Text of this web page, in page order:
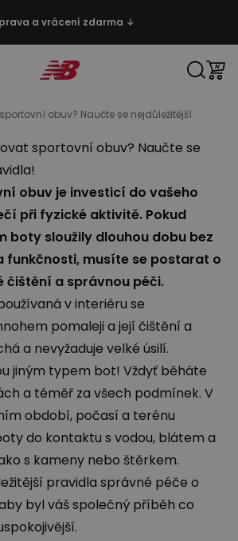
a vrácení zdarma ↓
obuv? Naučte se nejdůležitější
sportovní obuv? Naučte se
obuv je investicí do vašeho
při fyzické aktivitě. Pokud
boty sloužily dlouhou dobu bez
funkčnosti, musíte se postarat o
čištění a správnou péči.
v interiéru se
pomaleji a její čištění a
a nevyžaduje velké úsilí.
jiným typem bot! Vždyť běháte
a téměř za všech podmínek. V
období, počasí a terénu
do kontaktu s vodou, blátem a
s kameny nebo štěrkem.
pravidla správné péče o
byl váš společný příběh co